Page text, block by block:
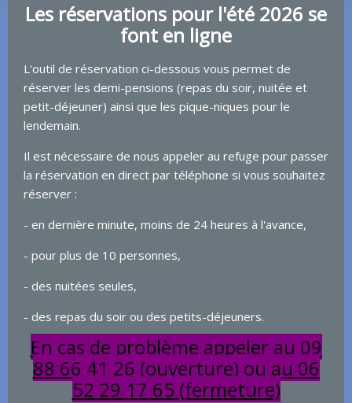
Les réservations pour l'été 2026 se
font en ligne
L'outil de réservation ci-dessous vous permet de
réserver les demi-pensions (repas du soir, nuitée et
petit-déjeuner) ainsi que les pique-niques pour le
lendemain.
Il est nécessaire de nous appeler au refuge pour passer
la réservation en direct par téléphone si vous souhaitez
réserver :
- en dernière minute, moins de 24 heures à l'avance,
- pour plus de 10 personnes,
- des nuitées seules,
- des repas du soir ou des petits-déjeuners.
En cas de problème appeler au 09
88 66 41 26 (ouverture) ou au 06
52 29 17 65 (fermeture)